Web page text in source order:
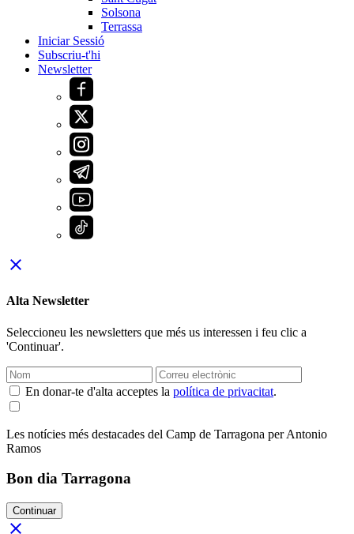
Solsona
Terrassa
Iniciar Sessió
Subscriu-t'hi
Newsletter
close
Alta Newsletter
Seleccioneu les newsletters que més us interessen i feu clic a
'Continuar'.
En donar-te d'alta acceptes la política de privacitat.
Les notícies més destacades del Camp de Tarragona per Antonio
Ramos
Bon dia Tarragona
Continuar
close